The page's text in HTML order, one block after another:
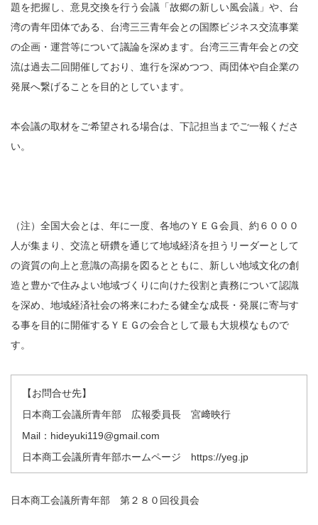
題を把握し、意見交換を行う会議「故郷の新しい風会議」や、台
湾の青年団体である、台湾三三青年会との国際ビジネス交流事業
の企画・運営等について議論を深めます。台湾三三青年会との交
流は過去二回開催しており、進行を深めつつ、両団体や自企業の
発展へ繋げることを目的としています。
本会議の取材をご希望される場合は、下記担当までご一報くださ
い。
（注）全国大会とは、年に一度、各地のＹＥＧ会員、約６０００
人が集まり、交流と研鑽を通じて地域経済を担うリーダーとして
の資質の向上と意識の高揚を図るとともに、新しい地域文化の創
造と豊かで住みよい地域づくりに向けた役割と責務について認識
を深め、地域経済社会の将来にわたる健全な成長・発展に寄与す
る事を目的に開催するＹＥＧの会合として最も大規模なもので
す。
【お問合せ先】
日本商工会議所青年部 広報委員長 宮﨑映行
Mail： hideyuki119@gmail.com
日本商工会議所青年部ホームページ https://yeg.jp
日本商工会議所青年部 第２８０回役員会